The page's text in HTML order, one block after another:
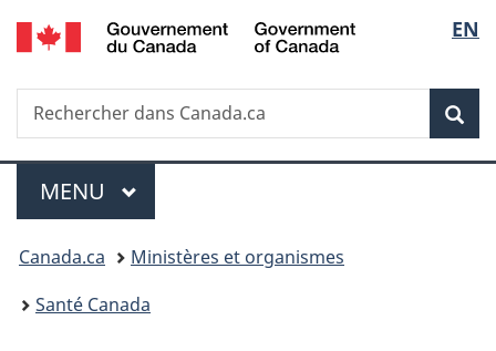
Passer
au
principal
Passer
à
Au
du
Passer
à
version
simplifiée
de
la
EN
Recherche
Rechercher
dans
Menu
MENU PRINCIPAL
Vous
êtes
Canada.ca
Ministères et organismes
Santé Canada